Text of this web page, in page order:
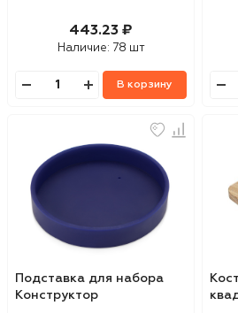
443.23 ₽
Наличие: 78 шт
В корзину
Подставка для набора
Конструктор